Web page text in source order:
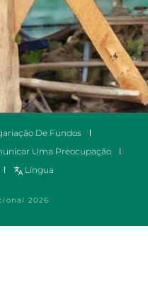
2026
De Fundos
Uma Preocupação
Língua